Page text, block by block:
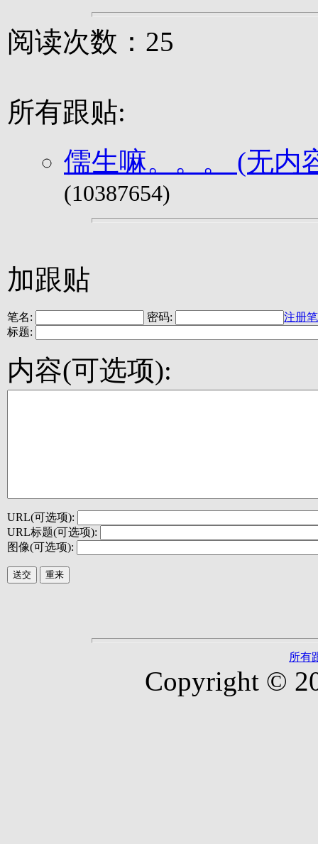
阅读次数：25
所有跟贴:
儒生嘛。。。 (无内
(10387654)
加跟贴
笔名: 密码:
注册
标题:
内容(可选项):
URL(可选项):
URL标题(可选项):
图像(可选项):
所有
Copyright ©